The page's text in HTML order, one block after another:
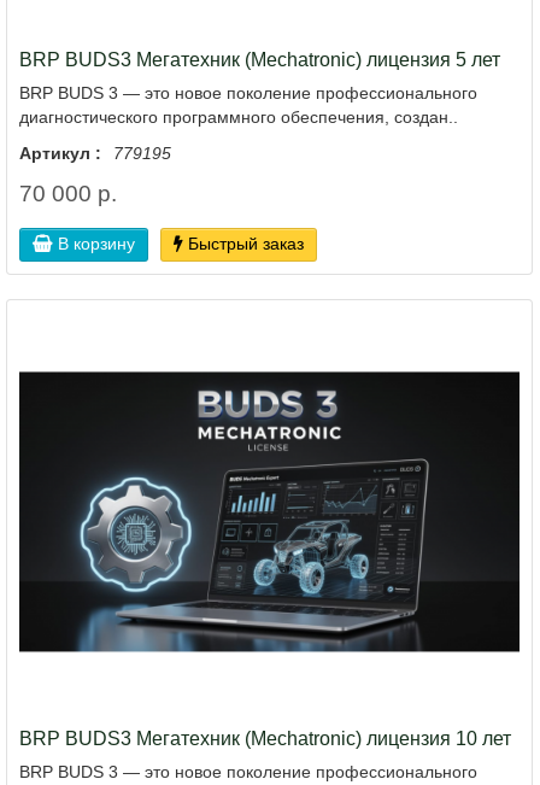
BRP BUDS3 Мегатехник (Mechatronic) лицензия 5 лет
BRP BUDS 3 — это новое поколение профессионального
диагностического программного обеспечения, создан..
Артикул :
779195
70 000 р.
В корзину Быстрый заказ
BRP BUDS3 Мегатехник (Mechatronic) лицензия 10 лет
BRP BUDS 3 — это новое поколение профессионального